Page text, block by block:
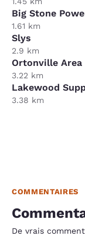
Big Stone
1.61 km
Slys
2.9 km
Ortonville Area
3.22 km
Lakewood
3.38 km
COMMENTAIRES
De vrais